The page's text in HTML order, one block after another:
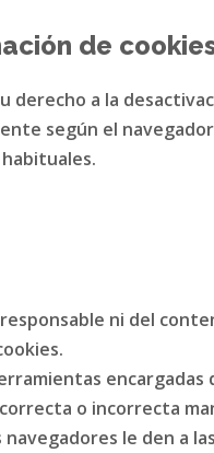
de
a la
según el
responsable ni del
o incorrecta
le den a